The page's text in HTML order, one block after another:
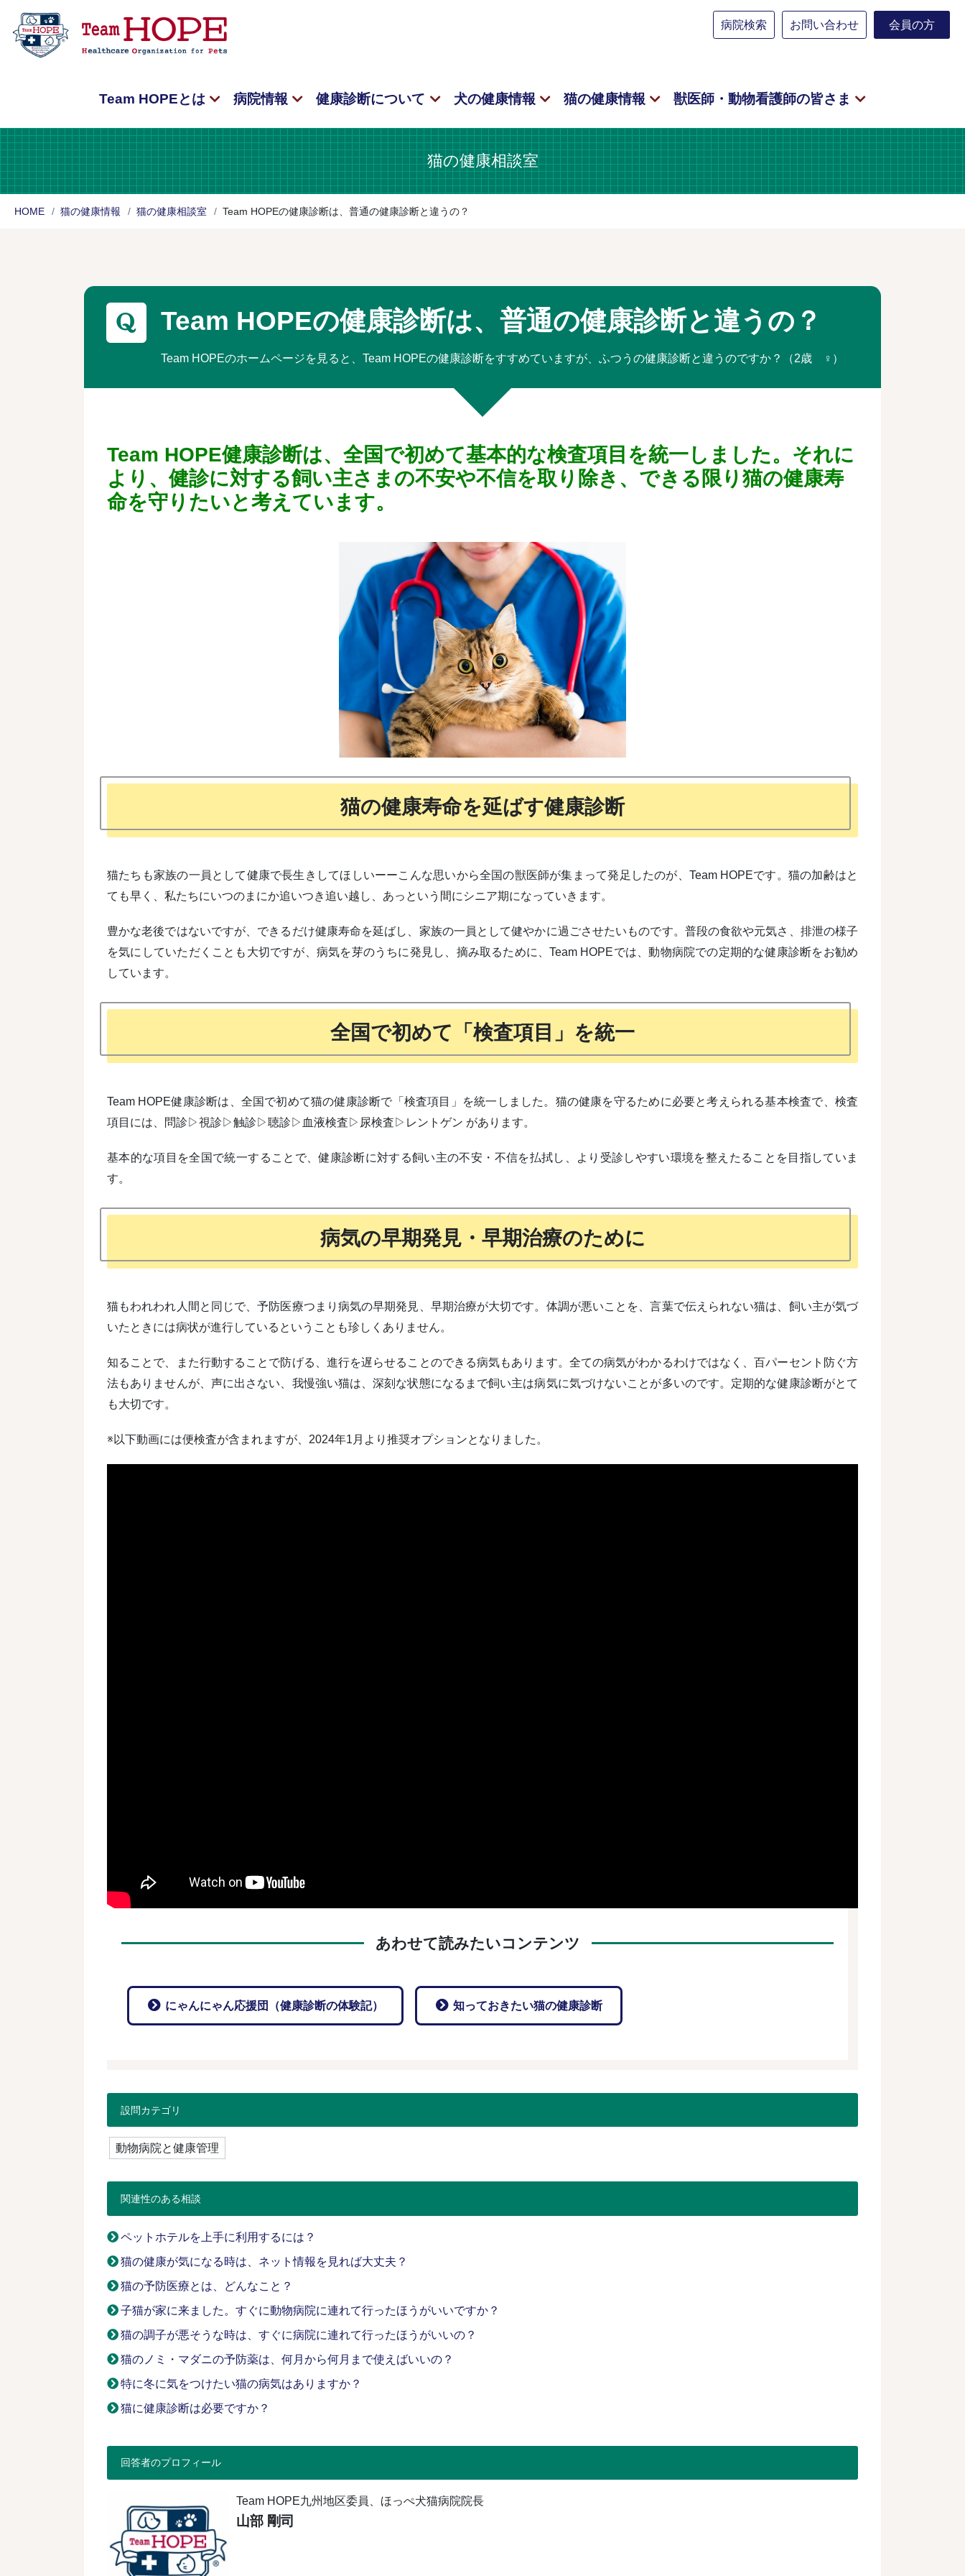
病院検索 お問い合わせ 会員の方
Team HOPEとは 病院情報 健康診断について 犬の健康情報 猫の健康情報 獣医師・動物看護師の皆さま
猫の健康相談室
HOME 猫の健康情報 猫の健康相談室 Team HOPEの健康診断は、普通の健康診断と違うの？
Team HOPEの健康診断は、普通の健康診断と違うの？
Team HOPEのホームページを見ると、Team HOPEの健康診断をすすめていますが、ふつうの健康診断と違うのですか？（2歳 ♀）
Team HOPE健康診断は、全国で初めて基本的な検査項目を統一しました。それに
より、健診に対する飼い主さまの不安や不信を取り除き、できる限り猫の健康寿
命を守りたいと考えています。
猫の健康寿命を延ばす健康診断
猫たちも家族の一員として健康で長生きしてほしいーーこんな思いから全国の獣医師が集まって発足したのが、Team HOPEです。猫の加齢はと
ても早く、私たちにいつのまにか追いつき追い越し、あっという間にシニア期になっていきます。
豊かな老後ではないですが、できるだけ健康寿命を延ばし、家族の一員として健やかに過ごさせたいものです。普段の食欲や元気さ、排泄の様子
を気にしていただくことも大切ですが、病気を芽のうちに発見し、摘み取るために、Team HOPEでは、動物病院での定期的な健康診断をお勧め
しています。
全国で初めて「検査項目」を統一
Team HOPE健康診断は、全国で初めて猫の健康診断で「検査項目」を統一しました。猫の健康を守るために必要と考えられる基本検査で、検査
項目には、問診▷視診▷触診▷聴診▷血液検査▷尿検査▷レントゲン があります。
基本的な項目を全国で統一することで、健康診断に対する飼い主の不安・不信を払拭し、より受診しやすい環境を整えたることを目指していま
す。
病気の早期発見・早期治療のために
猫もわれわれ人間と同じで、予防医療つまり病気の早期発見、早期治療が大切です。体調が悪いことを、言葉で伝えられない猫は、飼い主が気づ
いたときには病状が進行しているということも珍しくありません。
知ることで、また行動することで防げる、進行を遅らせることのできる病気もあります。全ての病気がわかるわけではなく、百パーセント防ぐ方
法もありませんが、声に出さない、我慢強い猫は、深刻な状態になるまで飼い主は病気に気づけないことが多いのです。定期的な健康診断がとて
も大切です。
※以下動画には便検査が含まれますが、2024年1月より推奨オプションとなりました。
あわせて読みたいコンテンツ
にゃんにゃん応援団（健康診断の体験記） 知っておきたい猫の健康診断
設問カテゴリ
動物病院と健康管理
関連性のある相談
ペットホテルを上手に利用するには？
猫の健康が気になる時は、ネット情報を見れば大丈夫？
猫の予防医療とは、どんなこと？
子猫が家に来ました。すぐに動物病院に連れて行ったほうがいいですか？
猫の調子が悪そうな時は、すぐに病院に連れて行ったほうがいいの？
猫のノミ・マダニの予防薬は、何月から何月まで使えばいいの？
特に冬に気をつけたい猫の病気はありますか？
猫に健康診断は必要ですか？
回答者のプロフィール
Team HOPE九州地区委員、ほっぺ犬猫病院院長
山部 剛司